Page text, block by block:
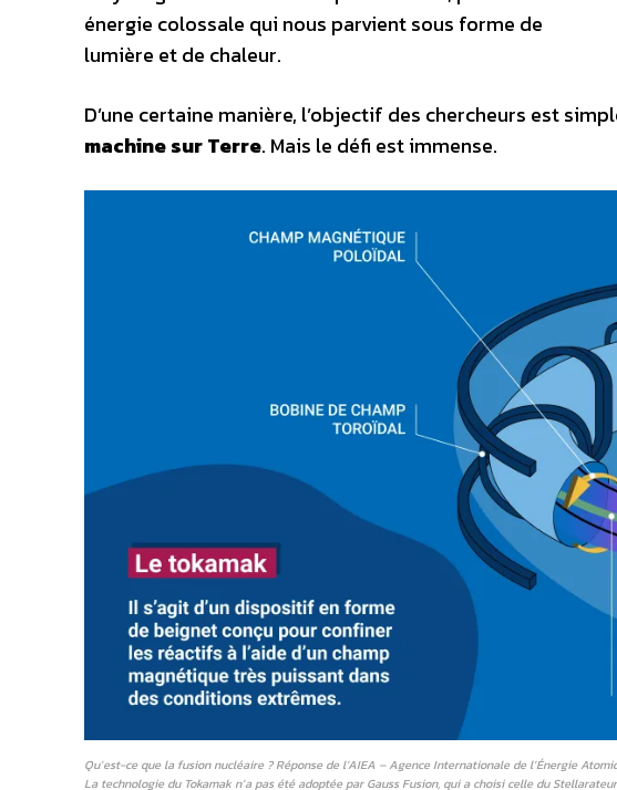
énergie colossale qui nous parvient sous forme de
lumière et de chaleur.
D’une certaine manière, l’objectif des chercheurs est
machine sur Terre. Mais le défi est immense.
Qu’est-ce que la fusion nucléaire ? Réponse de l’AIEA – Agence Internationale de l’Énergie
La technologie du Tokamak n’a pas été adoptée par Gauss Fusion, qui a choisi celle du